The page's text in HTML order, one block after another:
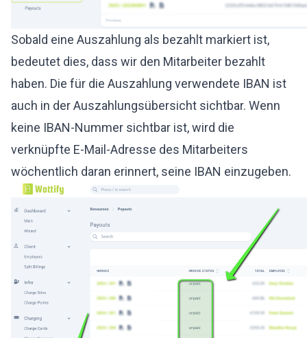
Sobald eine Auszahlung als bezahlt markiert ist,
bedeutet dies, dass wir den Mitarbeiter bezahlt
haben. Die für die Auszahlung verwendete IBAN ist
auch in der Auszahlungsübersicht sichtbar. Wenn
keine IBAN-Nummer sichtbar ist, wird die
verknüpfte E-Mail-Adresse des Mitarbeiters
wöchentlich daran erinnert, seine IBAN einzugeben.